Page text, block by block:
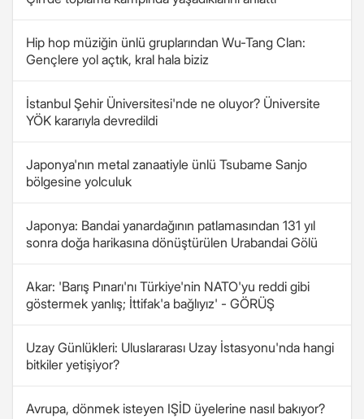
Hip hop müziğin ünlü gruplarından Wu-Tang Clan:
Gençlere yol açtık, kral hala biziz
İstanbul Şehir Üniversitesi'nde ne oluyor? Üniversite
YÖK kararıyla devredildi
Japonya'nın metal zanaatiyle ünlü Tsubame Sanjo
bölgesine yolculuk
Japonya: Bandai yanardağının patlamasından 131 yıl
sonra doğa harikasına dönüştürülen Urabandai Gölü
Akar: 'Barış Pınarı'nı Türkiye'nin NATO'yu reddi gibi
göstermek yanlış; İttifak'a bağlıyız' - GÖRÜŞ
Uzay Günlükleri: Uluslararası Uzay İstasyonu'nda hangi
bitkiler yetişiyor?
Avrupa, dönmek isteyen IŞİD üyelerine nasıl bakıyor?